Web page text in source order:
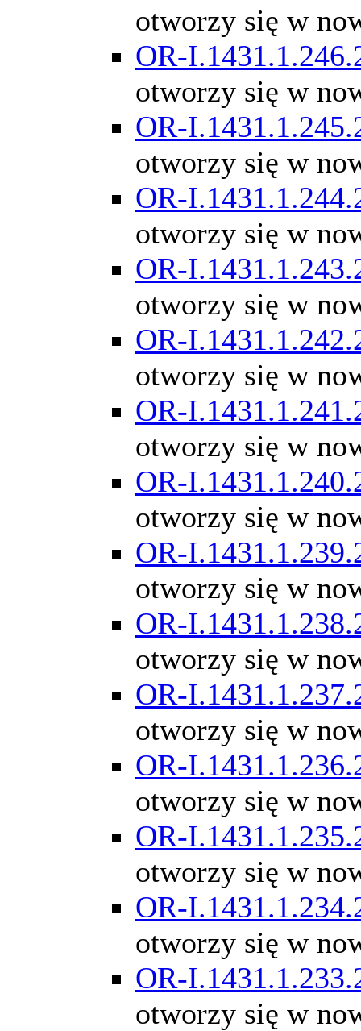
otworzy się w
OR-
otworzy się w
OR-
otworzy się w
OR-
otworzy się w
OR-
otworzy się w
OR-
otworzy się w
OR-
otworzy się w
OR-
otworzy się w
OR-
otworzy się w
OR-
otworzy się w
OR-
otworzy się w
OR-
otworzy się w
OR-
otworzy się w
OR-
otworzy się w
OR-
otworzy się w